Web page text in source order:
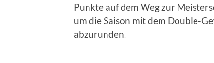
Punkte auf dem Weg zur
um die Saison mit dem Double-
abzurunden.